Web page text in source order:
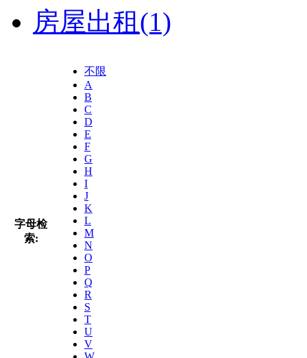
房屋出租(1)
字母检
索:
不限
A
B
C
D
E
F
G
H
I
J
K
L
M
N
O
P
Q
R
S
T
U
V